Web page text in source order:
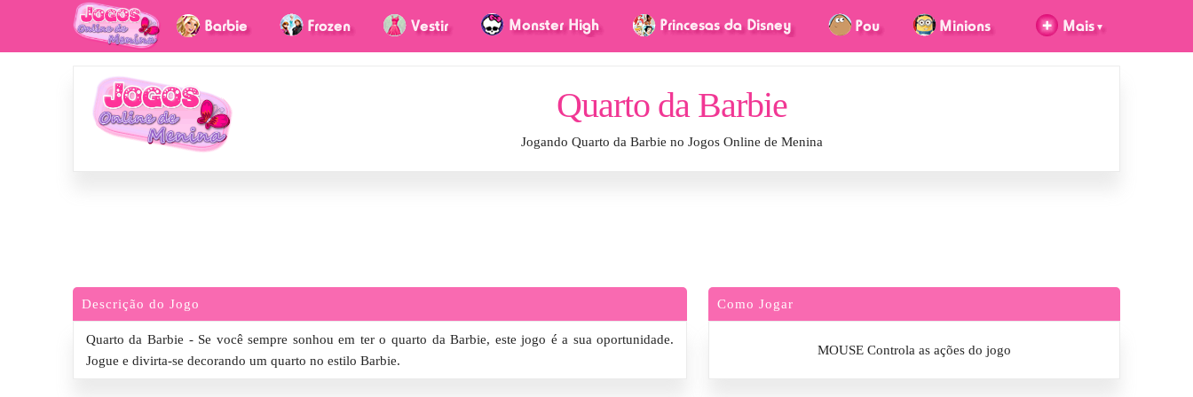
Quarto da Barbie
Jogando Quarto da Barbie no Jogos Online de Menina
Descrição do Jogo
Quarto da Barbie - Se você sempre sonhou em ter o quarto da Barbie, este jogo é a sua oportunidade.
Jogue e divirta-se decorando um quarto no estilo Barbie.
Como Jogar
MOUSE Controla as ações do jogo